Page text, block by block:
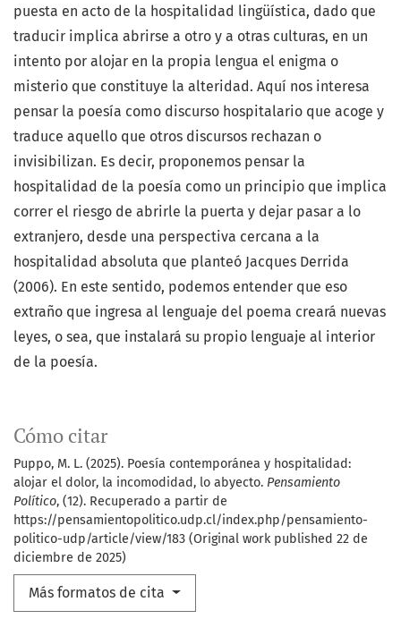
Cómo citar
Puppo, M. L. (2025). Poesía contemporánea y hospitalidad:
alojar el dolor, la incomodidad, lo abyecto. Pensamiento
Político, (12). Recuperado a partir de
https://pensamientopolitico.udp.cl/index.php/pensamiento-
politico-udp/article/view/183 (Original work published 22 de
diciembre de 2025)
Más formatos de cita
puesta en acto de la hospitalidad lingüística, dado que
traducir implica abrirse a otro y a otras culturas, en un
intento por alojar en la propia lengua el enigma o
misterio que constituye la alteridad. Aquí nos interesa
pensar la poesía como discurso hospitalario que acoge y
traduce aquello que otros discursos rechazan o
invisibilizan. Es decir, proponemos pensar la
hospitalidad de la poesía como un principio que implica
correr el riesgo de abrirle la puerta y dejar pasar a lo
extranjero, desde una perspectiva cercana a la
hospitalidad absoluta que planteó Jacques Derrida
(2006). En este sentido, podemos entender que eso
extraño que ingresa al lenguaje del poema creará nuevas
leyes, o sea, que instalará su propio lenguaje al interior
de la poesía.